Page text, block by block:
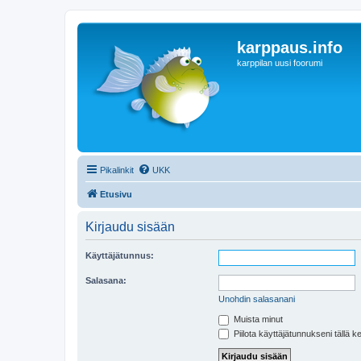
karppaus.info
karppilan uusi foorumi
Pikalinkit UKK
Etusivu
Kirjaudu sisään
Käyttäjätunnus:
Salasana:
Unohdin salasanani
Muista minut
Piilota käyttäjätunnukseni tällä